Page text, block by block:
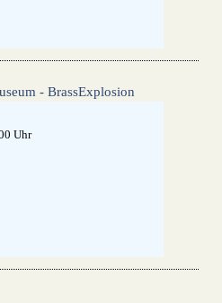
- BrassExplosion
Uhr